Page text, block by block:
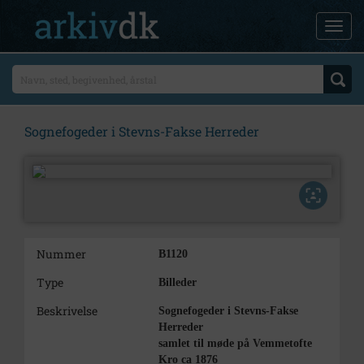
Sognefogeder i Stevns-Fakse Herreder
Nummer B1120
Type Billeder
Beskrivelse
Sognefogeder i Stevns-Fakse
Herreder
samlet til møde på Vemmetofte
Kro ca 1876